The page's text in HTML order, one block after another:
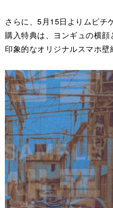
さらに、5月15日よりムビチ
購入特典は、ヨンギュの横
印象的なオリジナルスマホ壁